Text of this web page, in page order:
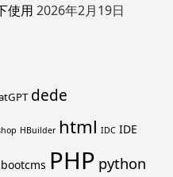
使用 2026年2月19日
dede
HBuilder html IDC IDE
PHP python